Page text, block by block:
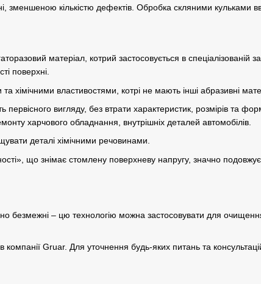
зменшеною кількістю дефектів. Обробка скляними кульками
матеріал, котрий застосовується в спеціалізованій
поверхні.
хімічними властивостями, котрі не мають інші абразивні
вигляду, без втрати характеристик, розмірів та
харчового обладнання, внутрішніх деталей автомобілів.
деталі хімічними речовинами.
що знімає стомлену поверхневу напругу, значно
безмежні – цю технологію можна застосовувати для очищення
Gruar. Для уточнення будь-яких питань та